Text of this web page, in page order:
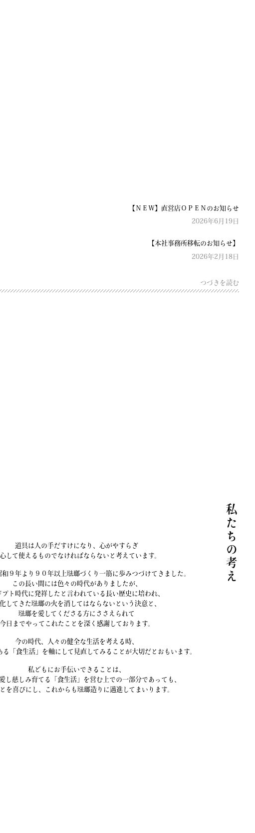
【ＮＥＷ】直営店ＯＰＥＮのお知らせ
2026年6月19日
【本社事務所移転のお知らせ】
2026年2月18日
つづきを読む
私たちの考え
道具は人の手だすけになり、心がやすらぎ
して使えるものでなければならないと考えています。
９年より９０年以上琺瑯づくり一筋に歩みつづけてきました。
この長い間には色々の時代がありましたが、
プト時代に発祥したと言われている長い歴史に培われ、
してきた琺瑯の火を消してはならないという決意と、
琺瑯を愛してくださる方にささえられて
今日までやってこれたことを深く感謝しております。
今の時代、人々の健全な生活を考える時、
る「食生活」を軸にして見直してみることが大切だとおもいます。
私どもにお手伝いできることは、
し慈しみ育てる「食生活」を営む上での一部分であっても、
を喜びにし、これからも琺瑯造りに邁進してまいります。